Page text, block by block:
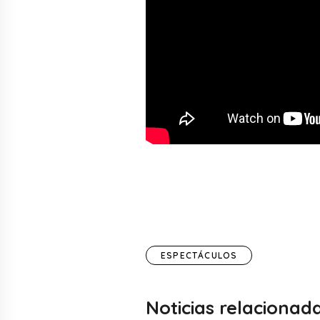
ESPECTÁCULOS
Noticias